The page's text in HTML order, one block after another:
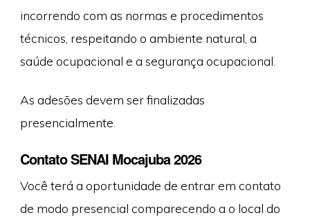
incorrendo com as normas e procedimentos
técnicos, respeitando o ambiente natural, a
saúde ocupacional e a segurança ocupacional.
As adesões devem ser finalizadas
presencialmente.
Contato SENAI Mocajuba 2026
Você terá a oportunidade de entrar em contato
de modo presencial comparecendo a o local do